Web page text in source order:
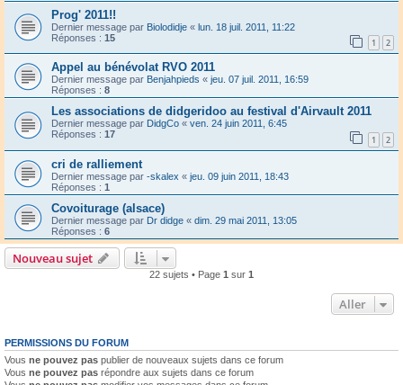
Prog' 2011!!
Dernier message par Biolodidje « lun. 18 juil. 2011, 11:22
Réponses : 15 1 2
Appel au bénévolat RVO 2011
Dernier message par Benjahpieds « jeu. 07 juil. 2011, 16:59
Réponses : 8
Les associations de didgeridoo au festival d'Airvault 2011
Dernier message par DidgCo « ven. 24 juin 2011, 6:45
Réponses : 17 1 2
cri de ralliement
Dernier message par -skalex « jeu. 09 juin 2011, 18:43
Réponses : 1
Covoiturage (alsace)
Dernier message par Dr didge « dim. 29 mai 2011, 13:05
Réponses : 6
Nouveau sujet
22 sujets • Page 1 sur 1
Aller
PERMISSIONS DU FORUM
Vous ne pouvez pas publier de nouveaux sujets dans ce forum
Vous ne pouvez pas répondre aux sujets dans ce forum